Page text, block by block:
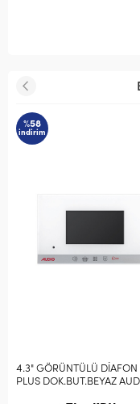
%58
indirim
4.3" GÖRÜNTÜLÜ DİAFON
PLUS DOK.BUT.BEYAZ